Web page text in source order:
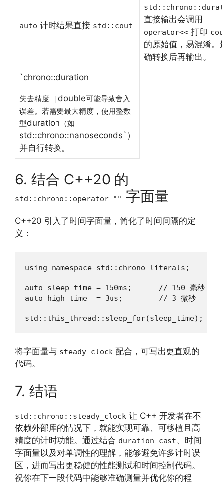
auto 计时结果直接 std::cout
直接输出会调用
operator<< 打印
的原始值，易混淆。
确转换后再输出。
`chrono::duration
失去精度 | double可能导致舍入
误差。若需要最大精度，使用整数
型duration （如
std::chrono::nanoseconds`）
并自行转换。
6. 结合 C++20 的
std::chrono::operator "" 字面量
C++20 引入了时间字面量，简化了时间间隔的定
义：
using namespace std::chrono_literals;
auto sleep_time = 150ms;      // 150 毫秒
auto high_time  = 3us;        // 3 微秒
std::this_thread::sleep_for(sleep_time);
将字面量与 steady_clock 配合，可写出更直观的
代码。
7. 结语
std::chrono::steady_clock 让 C++ 开发者在不
依赖外部库的情况下，就能实现可靠、可移植且高
精度的计时功能。通过结合 duration_cast、时间
字面量以及对单调性的理解，能够避免许多计时误
区，进而写出更稳健的性能测试和时间控制代码。
祝你在下一段代码中能够准确测量并优化你的程